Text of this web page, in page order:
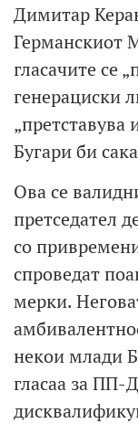
Димитар
Германскиот
гласачите се
генерациски
„претставува
Бугари би
Ова се
претседател
со
спроведат
мерки.
некои млади
гласаа за ПП-